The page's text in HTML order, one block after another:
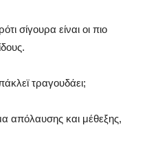
σίγουρα είναι οι πιο
τραγουδάει;
απόλαυσης και μέθεξης,